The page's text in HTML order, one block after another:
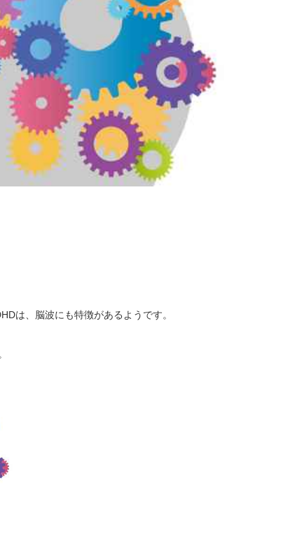
は、脳波にも特徴があるようです。